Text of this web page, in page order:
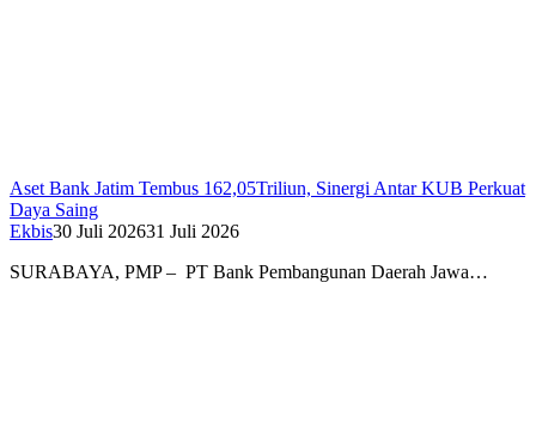
Aset Bank Jatim Tembus 162,05Triliun, Sinergi Antar KUB Perkuat
Daya Saing
Ekbis30 Juli 202631 Juli 2026
SURABAYA, PMP – PT Bank Pembangunan Daerah Jawa…